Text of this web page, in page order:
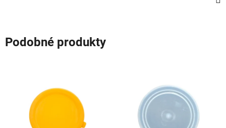
Podobné produkty